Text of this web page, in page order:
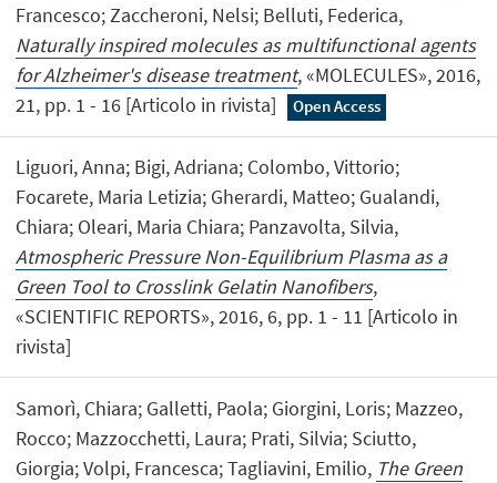
Francesco; Zaccheroni, Nelsi; Belluti, Federica,
Naturally inspired molecules as multifunctional agents
for Alzheimer's disease treatment, «MOLECULES», 2016,
21, pp. 1 - 16 [Articolo in rivista]
Open Access
Liguori, Anna; Bigi, Adriana; Colombo, Vittorio;
Focarete, Maria Letizia; Gherardi, Matteo; Gualandi,
Chiara; Oleari, Maria Chiara; Panzavolta, Silvia,
Atmospheric Pressure Non-Equilibrium Plasma as a
Green Tool to Crosslink Gelatin Nanofibers,
«SCIENTIFIC REPORTS», 2016, 6, pp. 1 - 11 [Articolo in
rivista]
Samorì, Chiara; Galletti, Paola; Giorgini, Loris; Mazzeo,
Rocco; Mazzocchetti, Laura; Prati, Silvia; Sciutto,
Giorgia; Volpi, Francesca; Tagliavini, Emilio, The Green